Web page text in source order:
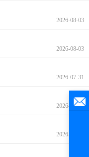
2026-08-03
2026-08-03
2026-07-31
2026-07-31
2026-07-30